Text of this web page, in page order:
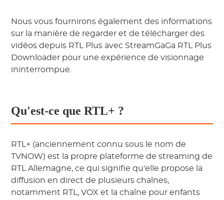
Nous vous fournirons également des informations
sur la manière de regarder et de télécharger des
vidéos depuis RTL Plus avec StreamGaGa RTL Plus
Downloader pour une expérience de visionnage
ininterrompue.
Qu'est-ce que RTL+ ?
RTL+ (anciennement connu sous le nom de
TVNOW) est la propre plateforme de streaming de
RTL Allemagne, ce qui signifie qu'elle propose la
diffusion en direct de plusieurs chaînes,
notamment RTL, VOX et la chaîne pour enfants